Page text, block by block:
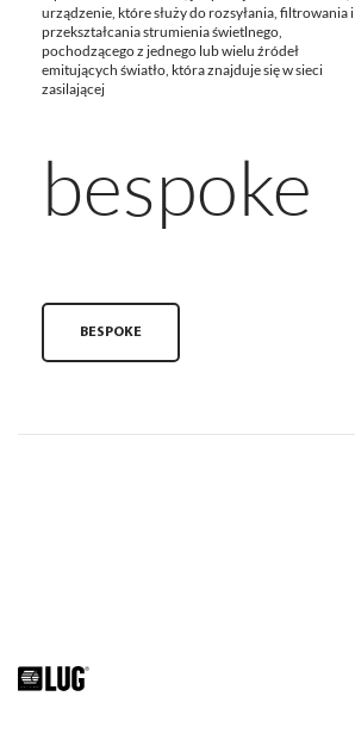
urządzenie, które służy do rozsyłania, filtrowania i
przekształcania strumienia świetlnego,
pochodzącego z jednego lub wielu źródeł
emitujących światło, która znajduje się w sieci
zasilającej
bespoke
BESPOKE